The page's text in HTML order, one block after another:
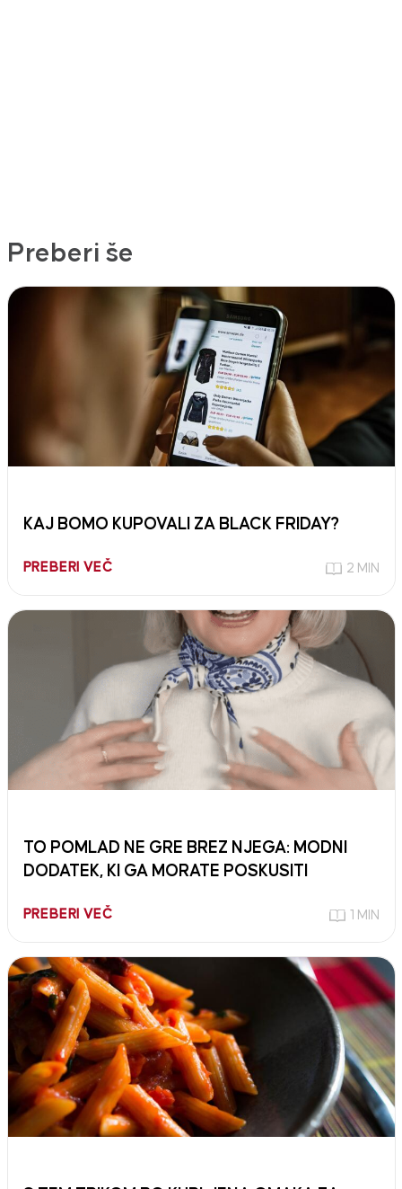
Preberi še
KAJ BOMO KUPOVALI ZA BLACK FRIDAY?
PREBERI VEČ 2 MIN
TO POMLAD NE GRE BREZ NJEGA: MODNI
DODATEK, KI GA MORATE POSKUSITI
PREBERI VEČ 1 MIN